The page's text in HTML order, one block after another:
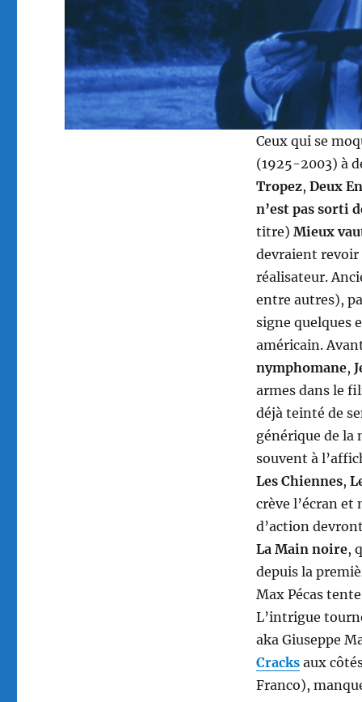
Ceux qui se
(1925-2003) à
Tropez, Deux
n’est pas sorti
titre) Mieux
devraient revoir
réalisateur.
entre autres),
signe quelques
américain.
nymphomane,
armes dans le
déjà teinté de
générique de la
souvent à
Les Chiennes,
crève l’écran et
d’action
La Main noire,
depuis la
Max Pécas
L’intrigue
aka Giuseppe
Cracksaux
Franco),